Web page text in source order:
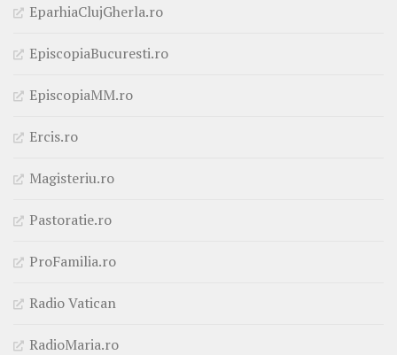
EparhiaClujGherla.ro
EpiscopiaBucuresti.ro
EpiscopiaMM.ro
Ercis.ro
Magisteriu.ro
Pastoratie.ro
ProFamilia.ro
Radio Vatican
RadioMaria.ro